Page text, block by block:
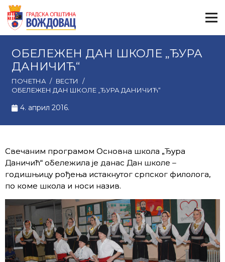
ОБЕЛЕЖЕН ДАН ШКОЛЕ „ЂУРА
ДАНИЧИЋ“
ПОЧЕТНА / ВЕСТИ
/
ОБЕЛЕЖЕН ДАН ШКОЛЕ „ЂУРА ДАНИЧИЋ“
4. април 2016.
Свечаним програмом Основна школа „Ђура
Даничић“ обележила је данас Дан школе –
годишњицу рођења истакнутог српског филолога,
по коме школа и носи назив.